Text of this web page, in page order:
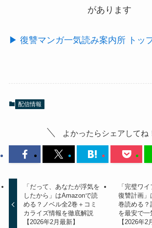
があります
▶ 復讐マンガ一気読み案内所 トッ
配信情報
よかったらシェアしてね
「だって、あなたが浮気を
したから」はAmazonで読
める？ノベル全2巻＋コミ
カライズ情報を徹底解説
【2026年2月最新】
「完璧ワ
復讐計画」
巻読める？
を最安で
【2026年2